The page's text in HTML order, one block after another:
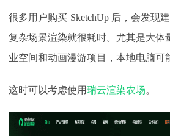
很多用户购买 SketchUp 后，会发现
复杂场景渲染就很耗时。尤其是大体
业空间和动画漫游项目，本地电脑可
这时可以考虑使用瑞云渲染农场。